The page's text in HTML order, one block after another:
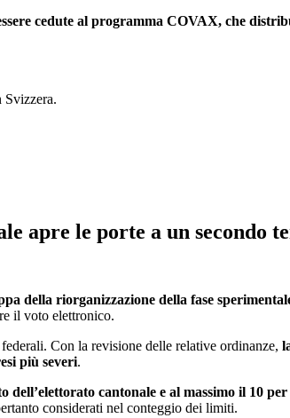
cedute al programma COVAX, che
Svizzera.
apre le porte a un secondo
della riorganizzazione della fase
il voto elettronico.
Con la revisione delle relative ordinanze,
più severi.
dell’elettorato cantonale e al massimo il 10
considerati nel conteggio dei limiti.